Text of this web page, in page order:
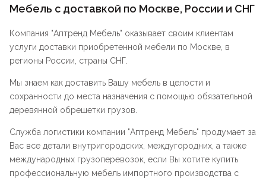
Мебель с доставкой по Москве, России и СНГ
Компания "Аптренд Мебель" оказывает своим клиентам
услуги доставки приобретенной мебели по Москве, в
регионы России, страны СНГ.
Мы знаем как доставить Вашу мебель в целости и
сохранности до места назначения с помощью обязательной
деревянной обрешетки грузов.
Служба логистики компании "Аптренд Мебель" продумает за
Вас все детали внутригородских, междугородних, а также
международных грузоперевозок, если Вы хотите купить
профессиональную мебель импортного производства с